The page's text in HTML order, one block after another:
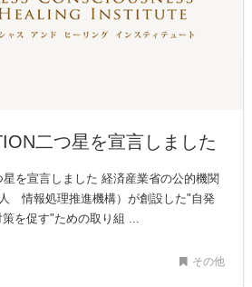
二つ星を宣言しました
を宣言しました 経済産業省の公的機関
情報処理推進機構）が創設した"自発
を促す"ための取り組 ...
その他